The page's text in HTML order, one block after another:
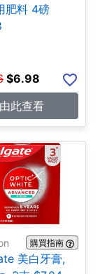
肥料 4磅
$6.98
由此查看
購買指南
美白牙膏,